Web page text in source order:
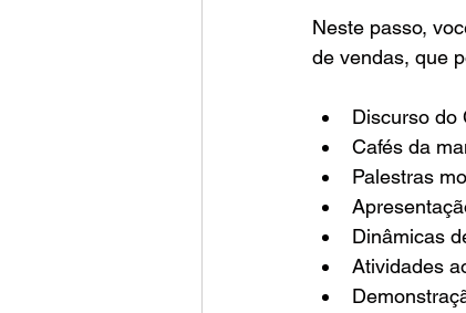
Neste passo,
de vendas, que
Discurso do
Cafés da
Palestras
Dinâmicas
Atividades